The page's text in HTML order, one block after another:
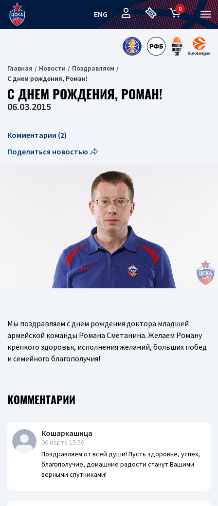
ENG
0
Главная Новости
Поздравляем
С днем рождения, Роман!
С ДНЕМ РОЖДЕНИЯ, РОМАН!
06.03.2015
Комментарии (2)
Поделиться новостью
Мы поздравляем с днем рождения доктора младшей
армейской команды Романа Сметанина. Желаем Роману
крепкого здоровья, исполнения желаний, больших побед
и семейного благополучия!
КОММЕНТАРИИ
Кошаркашица
06 марта 15:50
Поздравляем от всей души! Пусть здоровье, успех,
благополучие, домашние радости станут Вашими
верными спутниками!